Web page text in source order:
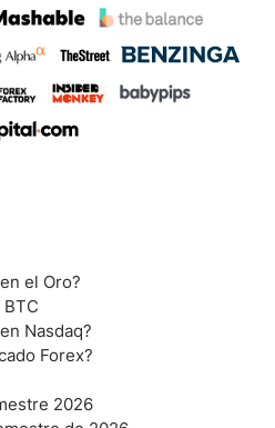
el Oro?
Nasdaq?
Forex?
2026